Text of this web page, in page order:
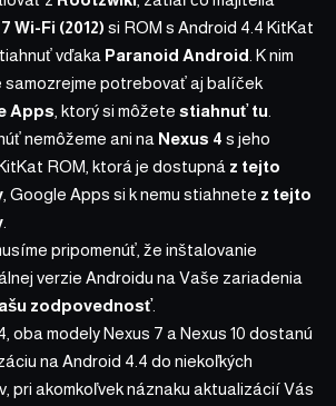
Wi-Fi (2012) si ROM s Android 4.4 KitKat
vďaka Paranoid Android . K nim
samozrejme potrebovať aj balíček
Apps , ktorý si môžete stiahnuť tu
nemôžeme ani na Nexus 4 s jeho
ROM, ktorá je dostupná z tejto
, Google Apps si k nemu stiahnete z tejto
pripomenúť, že inštalovanie
verzie Androidu na Vaše zariadenia
zodpovednosť.
oba modely Nexus 7 a Nexus 10 dostanú
na Android 4.4 do niekoľkých
, pri akomkoľvek náznaku aktualizácií Vás